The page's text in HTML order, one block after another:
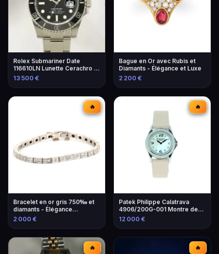
Rolex Submariner Date
116610LN Lunette Cerachro -
Montre de Luxe
13 500 €
Bague en Or avec Rubis et
Diamants - Élégance et Luxe
2 200 €
🔥
Bracelet en or gris 750‰ et
diamants - Élégance
intemporelle
2 000 €
🔥
Patek Philippe Calatrava
4906/200G-001 Montre de
Luxe
12 000 €
🔥 🔥